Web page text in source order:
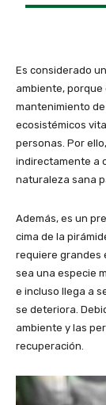
Es considerado
ambiente, porque
mantenimiento
ecosistémicos
personas. Por
indirectamente a
naturaleza sana
Además, es un
cima de la
requiere grandes
sea una especie
e incluso llega a
se deteriora.
ambiente y las
recuperación.